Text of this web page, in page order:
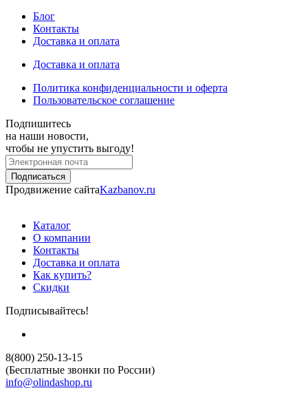
Блог
Контакты
Доставка и оплата
Доставка и оплата
Политика конфиденциальности и оферта
Пользовательское соглашение
Подпишитесь
на наши новости,
чтобы не упустить выгоду!
Продвижение сайтаKazbanov.ru
Каталог
О компании
Контакты
Доставка и оплата
Как купить?
Скидки
Подписывайтесь!
8(800) 250-13-15
(Бесплатные звонки по России)
info@olindashop.ru